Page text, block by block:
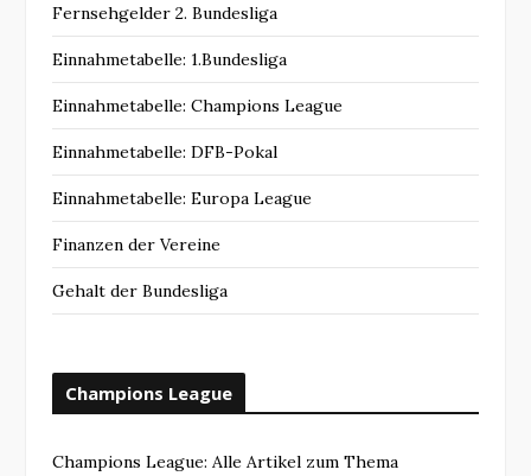
Fernsehgelder 2. Bundesliga
Einnahmetabelle: 1.Bundesliga
Einnahmetabelle: Champions League
Einnahmetabelle: DFB-Pokal
Einnahmetabelle: Europa League
Finanzen der Vereine
Gehalt der Bundesliga
Champions League
Champions League: Alle Artikel zum Thema